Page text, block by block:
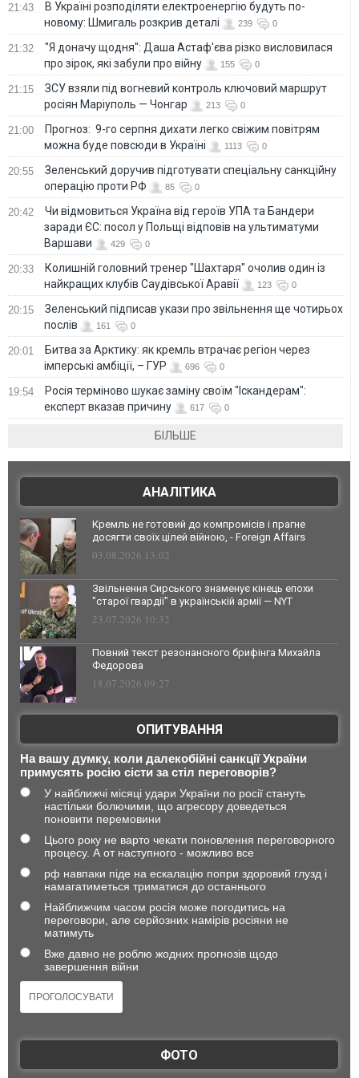
21:43
В Україні розподіляти електроенергію будуть по-
новому: Шмигаль розкрив деталі
239 0
21:32
"Я доначу щодня": Даша Астаф'єва різко висловилася
про зірок, які забули про війну
155 0
21:15
ЗСУ взяли під вогневий контроль ключовий маршрут
росіян Маріуполь — Чонгар
213 0
21:00
Прогноз: 9-го серпня дихати легко свіжим повітрям
можна буде повсюди в Україні
1113 0
20:55
Зеленський доручив підготувати спеціальну санкційну
операцію проти РФ
85 0
20:42
Чи відмовиться Україна від героїв УПА та Бандери
заради ЄС: посол у Польщі відповів на ультиматуми
Варшави
429 0
20:33
Колишній головний тренер "Шахтаря" очолив один із
найкращих клубів Саудівської Аравії
123 0
20:15
Зеленський підписав укази про звільнення ще чотирьох
послів
161 0
20:01
Битва за Арктику: як кремль втрачає регіон через
імперські амбіції, – ГУР
696 0
19:54
Росія терміново шукає заміну своїм "Іскандерам":
експерт вказав причину
617 0
БІЛЬШЕ
АНАЛІТИКА
Кремль не готовий до компромісів і прагне
досягти своїх цілей війною, - Foreign Affairs
03.08.2026 13:02
Звільнення Сирського знаменує кінець епохи
"старої гвардії" в українській армії — NYT
23.07.2026 10:32
Повний текст резонансного брифінга Михайла
Федорова
18.07.2026 09:27
ОПИТУВАННЯ
На вашу думку, коли далекобійні санкції України
примусять росію сісти за стіл переговорів?
У найближчі місяці удари України по росії стануть
настільки болючими, що агресору доведеться
поновити перемовини
Цього року не варто чекати поновлення переговорного
процесу. А от наступного - можливо все
рф навпаки піде на ескалацію попри здоровий глузд і
намагатиметься триматися до останнього
Найближчим часом росія може погодитись на
переговори, але серйозних намірів росіяни не
матимуть
Вже давно не роблю жодних прогнозів щодо
завершення війни
ФОТО